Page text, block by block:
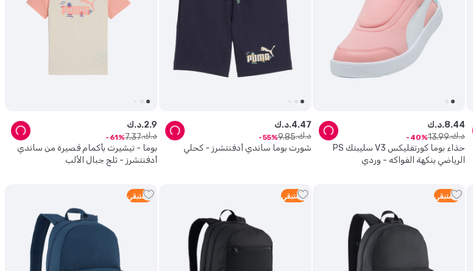
حذاء بوما كورتفليكس V3 سليبتك PS
الرياضي بنكهة الفواكه - وردي
د.ك.8.44
د.ك.
13.99
40
شورت بوما ساندي أدفنتشرز - كحلي
د.ك.4.47
د.ك.
9.85
55
بوما - تيشيرت بأكمام قصيرة من ساندي
أدفنتشرز - ثلج جبال الألب
د.ك.2.9
د.ك.
7.37
61
4 متبقي 3 متبقي 3 متبقي